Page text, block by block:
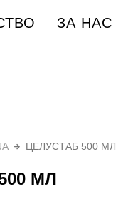
ЗА НАС
ЦЕЛУСТАБ 500 МЛ
МЛ